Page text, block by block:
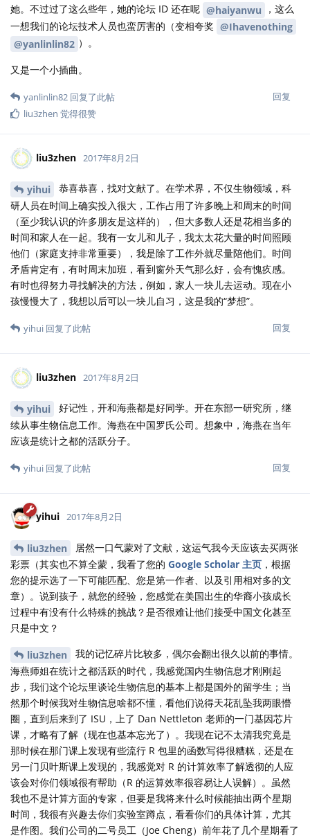
她。不过过了这么些年，她的论坛 ID 还在呢 @haiyanwu
，这么
一想我们的论坛技术人员也蛮厉害的（变相夸奖 @Ihavenothing
@yanlinlin82 ）。
又是一个小插曲。
回复
yanlinlin82 回复了此帖
liu3zhen 觉得很赞
liu3zhen 2017年8月2日
yihui
恭喜恭喜，找对文献了。在学术界，不仅生物领域，科
研人员在时间上确实投入很大，工作占用了许多晚上和周末的时间
（至少我认识的许多朋友是这样的），但大多数人还是花相当多的
时间和家人在一起。我有一女儿和儿子，我太太花大量的时间照顾
他们（家庭支持非常重要），我是除了工作外就尽量陪他们。时间
矛盾肯定有，有时周末加班，看到窗外天气那么好，会有愧疚感。
有时也得努力寻找解决的方法，例如，家人一块儿去运动。现在小
孩慢慢大了，我想以后可以一块儿自习，这是我的“梦想”。
回复
yihui 回复了此帖
liu3zhen 2017年8月2日
yihui
好记性，开和海燕都是好同学。开在东部一研究所，继
续从事生物信息工作。海燕在中国罗氏公司。想象中，海燕在当年
应该是统计之都的活跃分子。
回复
yihui 回复了此帖
yihui 2017年8月2日
liu3zhen
居然一口气蒙对了文献，这运气我今天应该去买两张
彩票（其实也不算全蒙，我看了您的 Google Scholar 主页 ，根据
您的提示选了一下可能匹配、您是第一作者、以及引用相对多的文
章）。说到孩子，就您的经验，您感觉在美国出生的华裔小孩成长
过程中有没有什么特殊的挑战？是否很难让他们接受中国文化甚至
只是中文？
liu3zhen
我的记忆碎片比较多，偶尔会翻出很久以前的事情。
海燕师姐在统计之都活跃的时代，我感觉国内生物信息才刚刚起
步，我们这个论坛里谈论生物信息的基本上都是国外的留学生；当
然那个时候我对生物信息啥都不懂，看他们说得天花乱坠我两眼懵
圈，直到后来到了 ISU，上了 Dan Nettleton 老师的一门基因芯片
课，才略有了解（现在也基本忘光了）。我现在记不太清我究竟是
那时候在那门课上发现有些流行 R 包里的函数写得很糟糕，还是在
另一门贝叶斯课上发现的，我感觉对 R 的计算效率了解透彻的人应
该会对你们领域很有帮助（R 的运算效率很容易让人误解）。虽然
我也不是计算方面的专家，但要是我将来什么时候能抽出两个星期
时间，我很有兴趣去你们实验室蹲点，看看你们的具体计算，尤其
是作图。我们公司的二号员工（Joe Cheng）前年花了几个星期看了